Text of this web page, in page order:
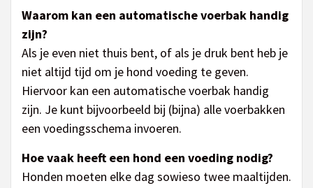
Waarom kan een automatische voerbak handig
zijn?
Als je even niet thuis bent, of als je druk bent heb je
niet altijd tijd om je hond voeding te geven.
Hiervoor kan een automatische voerbak handig
zijn. Je kunt bijvoorbeeld bij (bijna) alle voerbakken
een voedingsschema invoeren.
Hoe vaak heeft een hond een voeding nodig?
Honden moeten elke dag sowieso twee maaltijden.